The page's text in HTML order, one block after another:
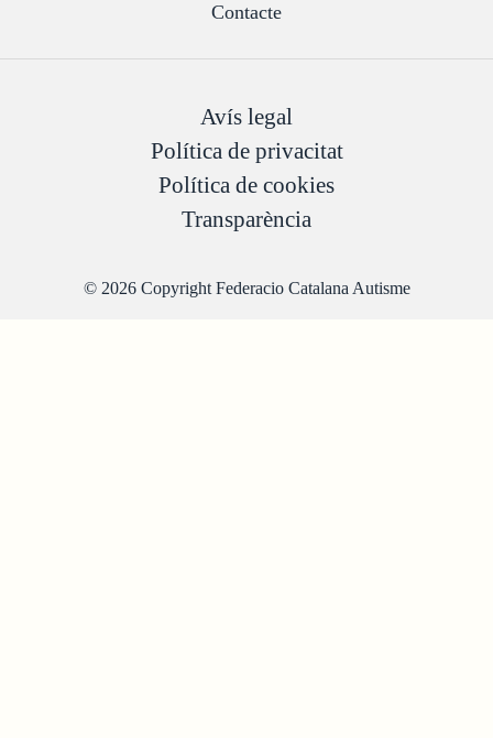
Contacte
Avís legal
Política de privacitat
Política de cookies
Transparència
© 2026 Copyright Federacio Catalana Autisme